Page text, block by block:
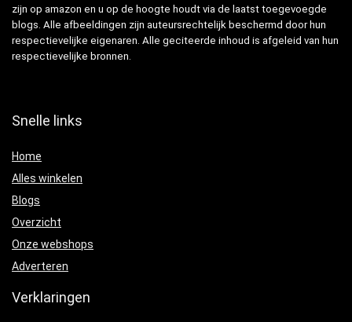
zijn op amazon en u op de hoogte houdt via de laatst toegevoegde
blogs. Alle afbeeldingen zijn auteursrechtelijk beschermd door hun
respectievelijke eigenaren. Alle geciteerde inhoud is afgeleid van hun
respectievelijke bronnen.
Snelle links
Home
Alles winkelen
Blogs
Overzicht
Onze webshops
Adverteren
Verklaringen